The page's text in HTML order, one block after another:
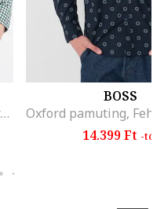
Pamuting mintával, Fehér/Sötétzöld
BOSS
14.399 Ft -tól